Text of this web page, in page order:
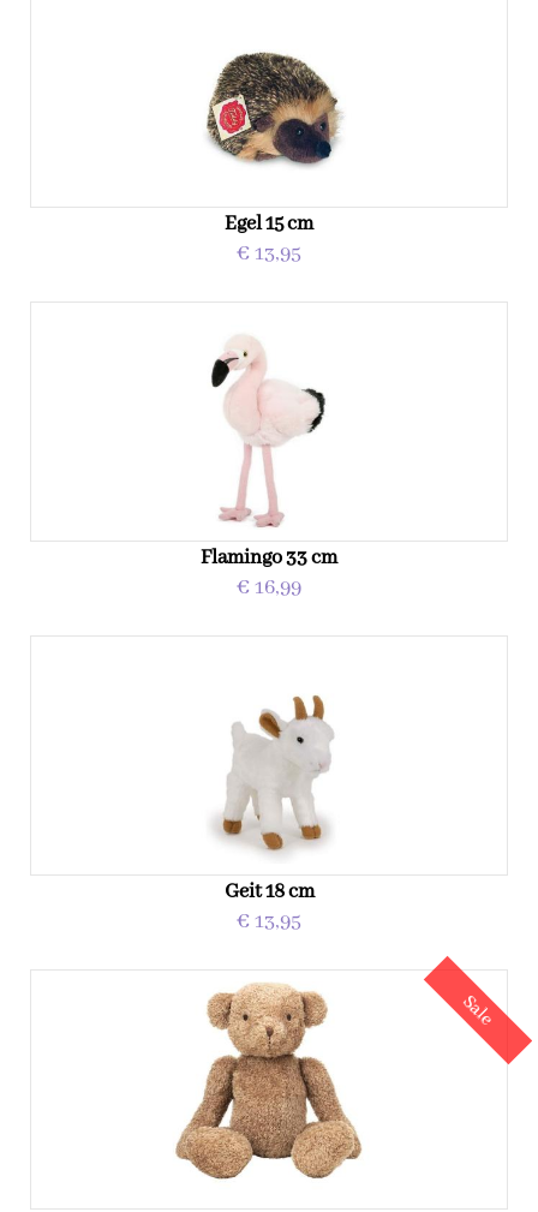
Egel 15 cm
€ 13,95
Flamingo 33 cm
€ 16,99
Geit 18 cm
€ 13,95
Sale